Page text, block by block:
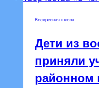
Воскресная школа
Дети из
приняли
районном